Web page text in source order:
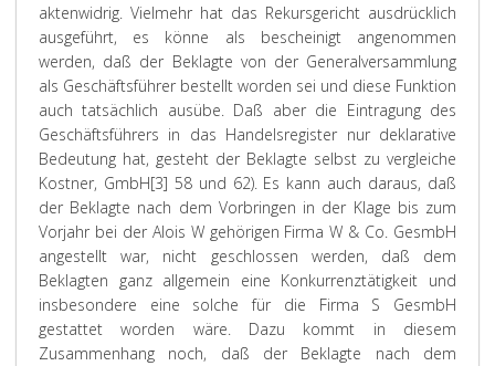
aktenwidrig. Vielmehr hat das Rekursgericht ausdrücklich
ausgeführt, es könne als bescheinigt angenommen
werden, daß der Beklagte von der Generalversammlung
als Geschäftsführer bestellt worden sei und diese Funktion
auch tatsächlich ausübe. Daß aber die Eintragung des
Geschäftsführers in das Handelsregister nur deklarative
Bedeutung hat, gesteht der Beklagte selbst zu vergleiche
Kostner, GmbH[3] 58 und 62). Es kann auch daraus, daß
der Beklagte nach dem Vorbringen in der Klage bis zum
Vorjahr bei der Alois W gehörigen Firma W & Co. GesmbH
angestellt war, nicht geschlossen werden, daß dem
Beklagten ganz allgemein eine Konkurrenztätigkeit und
insbesondere eine solche für die Firma S GesmbH
gestattet worden wäre. Dazu kommt in diesem
Zusammenhang noch, daß der Beklagte nach dem